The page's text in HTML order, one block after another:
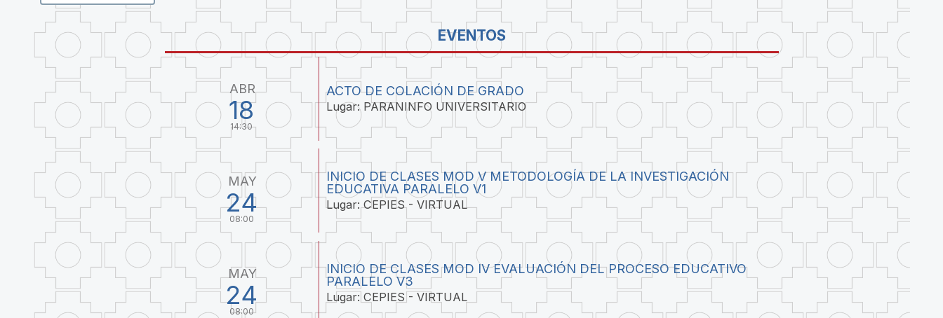
EVENTOS
ABR
18
14:30
ACTO DE COLACIÓN DE GRADO
Lugar: PARANINFO UNIVERSITARIO
MAY
24
08:00
INICIO DE CLASES MOD V METODOLOGÍA DE LA INVESTIGACIÓN
EDUCATIVA PARALELO V1
Lugar: CEPIES - VIRTUAL
MAY
24
08:00
INICIO DE CLASES MOD IV EVALUACIÓN DEL PROCESO EDUCATIVO
PARALELO V3
Lugar: CEPIES - VIRTUAL